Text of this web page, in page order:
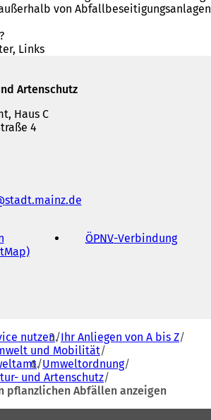
von Abfallbeseitigungsanlagen
Links
Artenschutz
Haus C
4
stadt.mainz de
(
t
i
n
e
i
n
e
ÖPNV-Verbindung(
i
n
m
nutzen Ihr Anliegen von A bis Z
und Mobilität
Umweltordnung
und Artenschutz
pflanzlichen Abfällen anzeigen